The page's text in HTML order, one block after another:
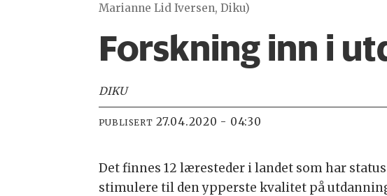
Marianne Lid Iversen, Diku)
Forskning inn i
DIKU
PUBLISERT 27.04.2020 - 04:30
Det finnes 12 læresteder i landet som har
stimulere til den ypperste kvalitet på